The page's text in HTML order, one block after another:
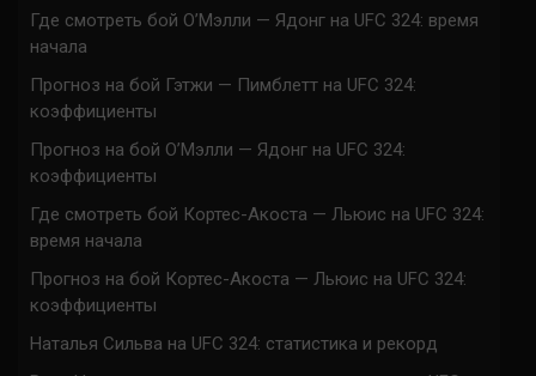
Где смотреть бой О’Мэлли — Ядонг на UFC 324: время
начала
Прогноз на бой Гэтжи — Пимблетт на UFC 324:
коэффициенты
Прогноз на бой О’Мэлли — Ядонг на UFC 324:
коэффициенты
Где смотреть бой Кортес-Акоста — Льюис на UFC 324:
время начала
Прогноз на бой Кортес-Акоста — Льюис на UFC 324:
коэффициенты
Наталья Сильва на UFC 324: статистика и рекорд